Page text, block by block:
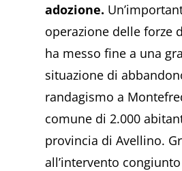
adozione.
operazione delle forze
ha messo fine a una
situazione di
randagismo a
comune di 2.000
provincia di Avellino.
all’intervento